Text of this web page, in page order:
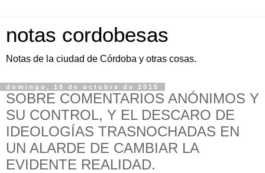
notas cordobesas
Notas de la ciudad de Córdoba y otras cosas.
domingo, 18 de octubre de 2015
SOBRE COMENTARIOS ANÓNIMOS Y
SU CONTROL, Y EL DESCARO DE
IDEOLOGÍAS TRASNOCHADAS EN
UN ALARDE DE CAMBIAR LA
EVIDENTE REALIDAD.